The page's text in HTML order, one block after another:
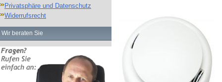
Privatsphäre und Datenschutz
Widerrufsrecht
Wir beraten Sie